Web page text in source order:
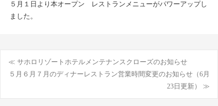
５月１日より本オープン レストランメニューがパワーアップし
ました。
投
稿
≪ サホロリゾートホテルメンテナンスクローズのお知らせ
５月６月７月のディナーレストラン営業時間変更のお知らせ（6月
23日更新） ≫